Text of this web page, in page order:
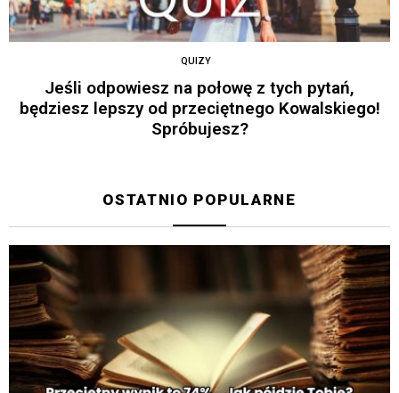
QUIZY
Jeśli odpowiesz na połowę z tych pytań,
będziesz lepszy od przeciętnego Kowalskiego!
Spróbujesz?
OSTATNIO POPULARNE